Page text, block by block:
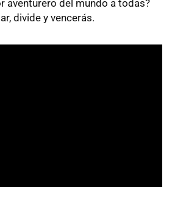
aventurero del mundo a todas?
divide y vencerás.